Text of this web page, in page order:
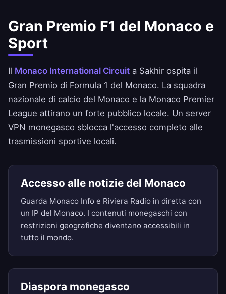
Gran Premio F1 del Monaco e
Sport
Il Monaco International Circuit a Sakhir ospita il
Gran Premio di Formula 1 del Monaco. La squadra
nazionale di calcio del Monaco e la Monaco Premier
League attirano un forte pubblico locale. Un server
VPN monegasco sblocca l'accesso completo alle
trasmissioni sportive locali.
Accesso alle notizie del Monaco
Guarda Monaco Info e Riviera Radio in diretta con
un IP del Monaco. I contenuti monegaschi con
restrizioni geografiche diventano accessibili in
tutto il mondo.
Diaspora monegasco